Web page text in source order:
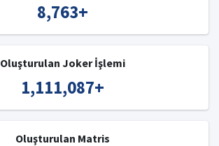
8,763+
Oluşturulan Joker İşlemi
1,111,087+
Oluşturulan Matris